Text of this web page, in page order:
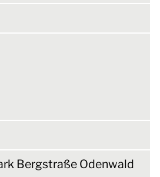
Bergstraße Odenwald